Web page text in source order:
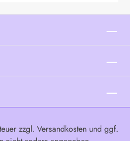
zzgl. Versandkostenund ggf.